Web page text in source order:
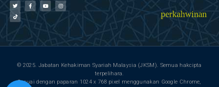
© 2025. Jabatan Kehakiman Syariah Malaysia (JKSM). Semua hakcipta
terpelihara.
Sesuai dengan paparan 1024 x 768 pixel menggunakan Google Chrome,